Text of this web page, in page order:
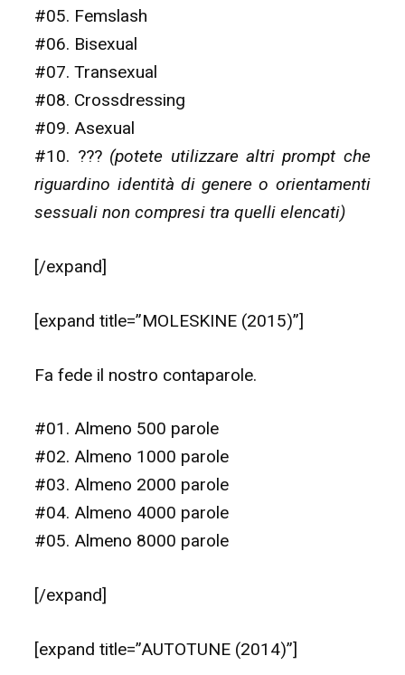
#05. Femslash
#06. Bisexual
#07. Transexual
#08. Crossdressing
#09. Asexual
#10. ??? (potete utilizzare altri prompt che
riguardino identità di genere o orientamenti
sessuali non compresi tra quelli elencati)
[/expand]
[expand title=”MOLESKINE (2015)”]
Fa fede il nostro contaparole.
#01. Almeno 500 parole
#02. Almeno 1000 parole
#03. Almeno 2000 parole
#04. Almeno 4000 parole
#05. Almeno 8000 parole
[/expand]
[expand title=”AUTOTUNE (2014)”]